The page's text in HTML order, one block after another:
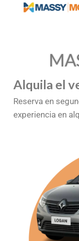
Alquila el
Reserva en
experiencia en